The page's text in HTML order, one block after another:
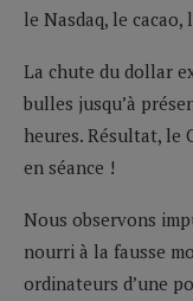
le Nasdaq, le cacao,
La chute du dollar
bulles jusqu’à
heures. Résultat, le
en séance !
Nous observons
nourri à la fausse
ordinateurs d’une